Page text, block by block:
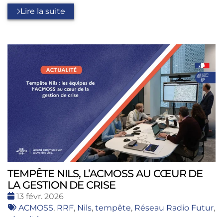
Lire la suite
TEMPÊTE NILS, L’ACMOSS AU CŒUR DE
LA GESTION DE CRISE
Date
:
13 févr. 2026
Tags
ACMOSS, RRF, Nils, tempête, Réseau Radio Futur,